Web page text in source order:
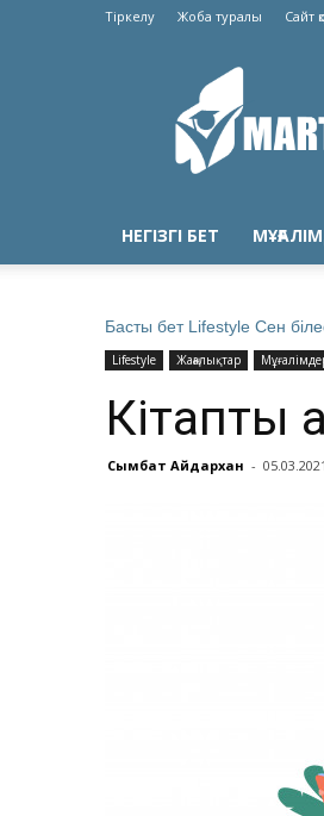
Тіркелу Жоба туралы Сайт
Martebe.kz
білім
сайты
НЕГІЗГІ БЕТ
Басты бет Lifestyle Сен
Lifestyle Жаңалықтар
Кітапты
Сымбат Айдархан - 05.03.2021